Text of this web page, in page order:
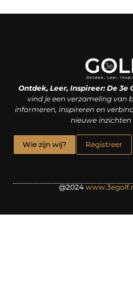
Ontdek, Leer, Inspireer: De
vind je een verzameling van
informeren, inspireren en
nieuwe inzichten
Wie zijn wij? Registreer
@2024